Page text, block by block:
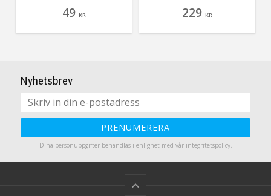
Glödlamporna.
49 KR
flera storlekar och färger.
Rosa.
229 KR
Nyhetsbrev
PRENUMERERA
Dina personuppgifter behandlas i enlighet med vår integritetspolicy.
keyboard_arrow_up